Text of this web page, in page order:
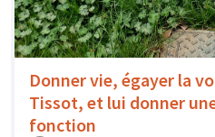
Donner vie, égayer la
Tissot, et lui donner
fonction